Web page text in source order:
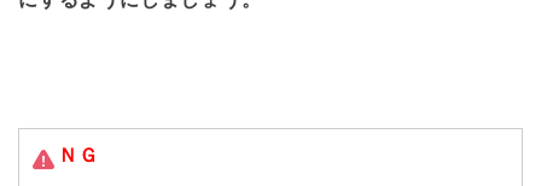
ＮＧ